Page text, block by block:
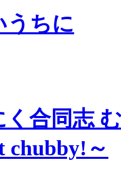
うちに
く合同志
chubby!～